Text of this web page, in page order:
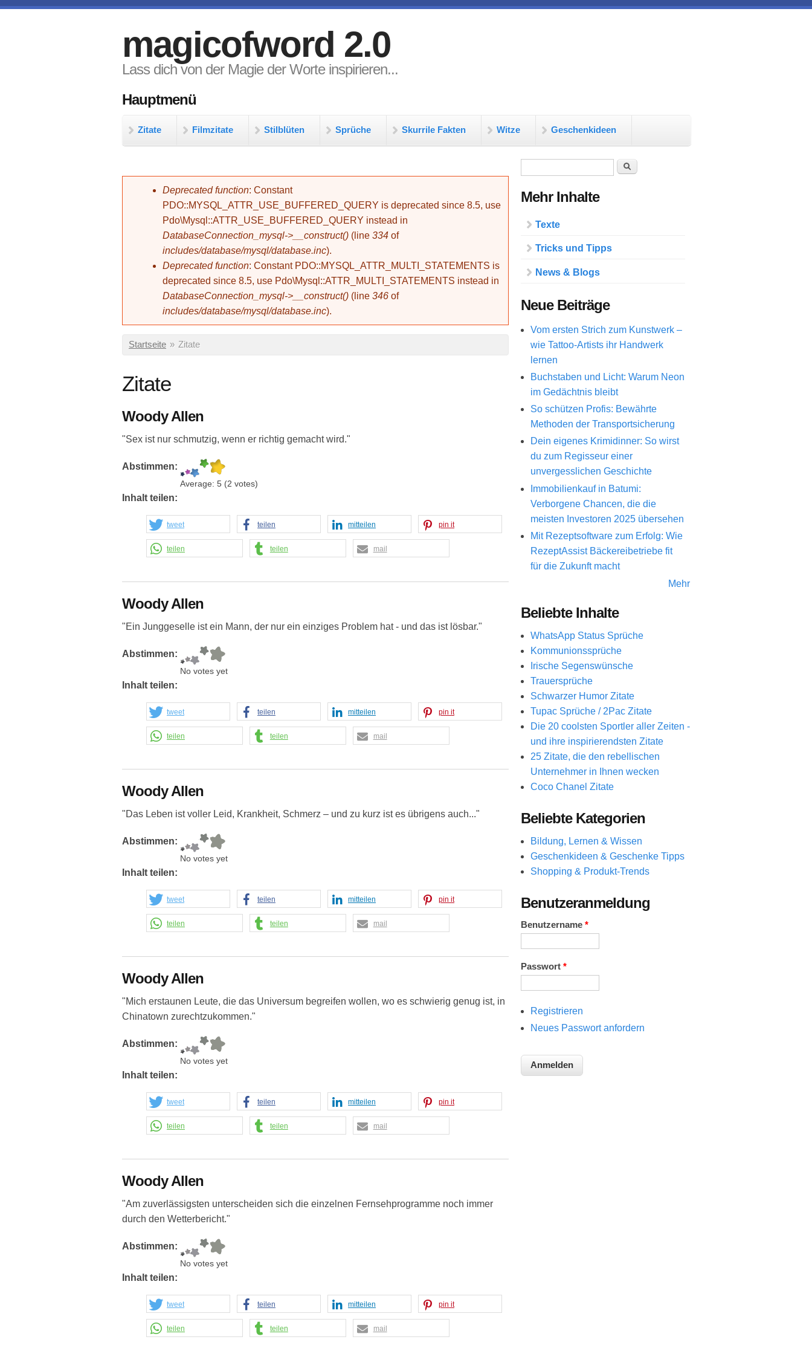
magicofword 2.0
Lass dich von der Magie der Worte inspirieren...
Hauptmenü
Zitate Filmzitate Stilblüten Sprüche Skurrile Fakten Witze Geschenkideen
Fehlermeldung
Deprecated function: Constant
PDO::MYSQL_ATTR_USE_BUFFERED_QUERY is deprecated since 8.5, use
Pdo\Mysql::ATTR_USE_BUFFERED_QUERY instead in
DatabaseConnection_mysql->__construct() (line 334 of
includes/database/mysql/database.inc).
Deprecated function: Constant PDO::MYSQL_ATTR_MULTI_STATEMENTS is
deprecated since 8.5, use Pdo\Mysql::ATTR_MULTI_STATEMENTS instead in
DatabaseConnection_mysql->__construct() (line 346 of
includes/database/mysql/database.inc).
Sie sind hier
Startseite » Zitate
Zitate
Woody Allen
"Sex ist nur schmutzig, wenn er richtig gemacht wird."
Abstimmen:
Average: 5 (2 votes)
Inhalt teilen:
tweet teilen mitteilen pin it
teilen teilen mail
Woody Allen
"Ein Junggeselle ist ein Mann, der nur ein einziges Problem hat - und das ist lösbar."
Abstimmen:
No votes yet
Inhalt teilen:
tweet teilen mitteilen pin it
teilen teilen mail
Woody Allen
"Das Leben ist voller Leid, Krankheit, Schmerz – und zu kurz ist es übrigens auch..."
Abstimmen:
No votes yet
Inhalt teilen:
tweet teilen mitteilen pin it
teilen teilen mail
Woody Allen
"Mich erstaunen Leute, die das Universum begreifen wollen, wo es schwierig genug ist, in
Chinatown zurechtzukommen."
Abstimmen:
No votes yet
Inhalt teilen:
tweet teilen mitteilen pin it
teilen teilen mail
Woody Allen
"Am zuverlässigsten unterscheiden sich die einzelnen Fernsehprogramme noch immer
durch den Wetterbericht."
Abstimmen:
No votes yet
Inhalt teilen:
tweet teilen mitteilen pin it
teilen teilen mail
Suche
Mehr Inhalte
Texte
Tricks und Tipps
News & Blogs
Neue Beiträge
Vom ersten Strich zum Kunstwerk –
wie Tattoo-Artists ihr Handwerk
lernen
Buchstaben und Licht: Warum Neon
im Gedächtnis bleibt
So schützen Profis: Bewährte
Methoden der Transportsicherung
Dein eigenes Krimidinner: So wirst
du zum Regisseur einer
unvergesslichen Geschichte
Immobilienkauf in Batumi:
Verborgene Chancen, die die
meisten Investoren 2025 übersehen
Mit Rezeptsoftware zum Erfolg: Wie
RezeptAssist Bäckereibetriebe fit
für die Zukunft macht
Mehr
Beliebte Inhalte
WhatsApp Status Sprüche
Kommunionssprüche
Irische Segenswünsche
Trauersprüche
Schwarzer Humor Zitate
Tupac Sprüche / 2Pac Zitate
Die 20 coolsten Sportler aller Zeiten -
und ihre inspirierendsten Zitate
25 Zitate, die den rebellischen
Unternehmer in Ihnen wecken
Coco Chanel Zitate
Beliebte Kategorien
Bildung, Lernen & Wissen
Geschenkideen & Geschenke Tipps
Shopping & Produkt-Trends
Benutzeranmeldung
Benutzername *
Passwort *
Registrieren
Neues Passwort anfordern